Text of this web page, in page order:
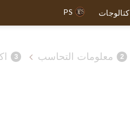
كتالوجات PS
2 معلومات التحاسب 3